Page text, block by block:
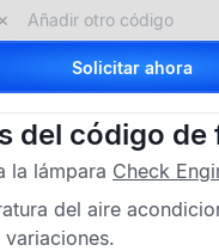
×
Solicitar ahora
del código de
la lámpara Check
del aire